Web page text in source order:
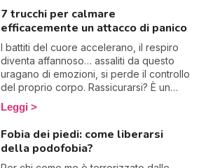
superiorità, che nasconde nel 90% un
complesso di inferiorità!
7 trucchi per calmare
efficacemente un attacco di panico
I battiti del cuore accelerano, il respiro
diventa affannoso… assaliti da questo
uragano di emozioni, si perde il controllo
del proprio corpo. Rassicurarsi? È un
tentativo vano, perché gli attacchi di
panico non seguono la razionalità.
cervello durante questi momenti di
smarrimento, dunque bisogna agire
Leggi
Fobia dei piedi: come liberarsi
della podofobia?